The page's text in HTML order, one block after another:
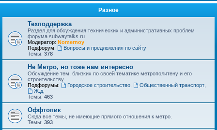
Разное
Техподдержка
Раздел для обсуждения технических и административных проблем
форума subwaytalks.ru
Модератор: Nomernoy
Подфорум:
Вопросы и предложения по сайту
Темы: 378
Не Метро, но тоже нам интересно
Обсуждение тем, близких по своей тематике метрополитену и его
строительству.
Подфорумы:
Городское строительство, Общественный транспорт,
Ж.д.
Темы: 463
Оффтопик
Сюда все темы, не имеющие прямого отношения к метро.
Темы: 393